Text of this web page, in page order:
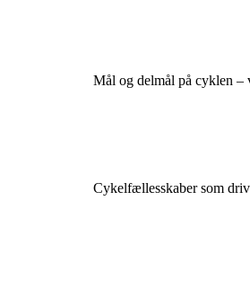
Mål og delmål på cyklen
Cykelfællesskaber som